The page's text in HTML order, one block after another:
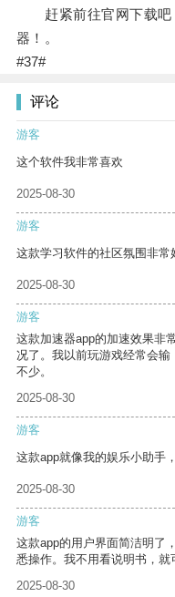
赶紧前往官网下载吧
器！。
#37#
评论
游客
这个软件我非常喜欢
2025-08-30
游客
这款学习软件的社区氛围非常
2025-08-30
游客
这款加速器app的加速效果非
况了。我以前玩游戏经常会
不少。
2025-08-30
游客
这款app就像我的娱乐小助手
2025-08-30
游客
这款app的用户界面简洁明了
悉操作。我不用看说明书，就
2025-08-30